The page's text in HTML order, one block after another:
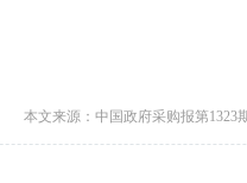
本文来源：中国政府采购报第1323